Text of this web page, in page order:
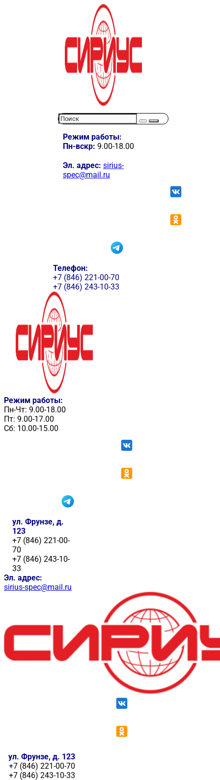
Режим работы:
Пн-вскр: 9.00-18.00
Эл. адрес: sirius-
spec@mail.ru
Телефон:
+7 (846) 221-00-70
+7 (846) 243-10-33
Режим работы:
Пн-Чт: 9.00-18.00
Пт: 9.00-17.00
Сб: 10.00-15.00
ул. Фрунзе, д.
123
+7 (846) 221-00-
70
+7 (846) 243-10-
33
Эл. адрес:
sirius-spec@mail.ru
ул. Фрунзе, д. 123
+7 (846) 221-00-70
+7 (846) 243-10-33